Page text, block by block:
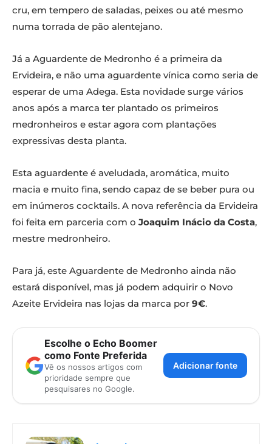
cru, em tempero de saladas, peixes ou até mesmo
numa torrada de pão alentejano.
Já a Aguardente de Medronho é a primeira da
Ervideira, e não uma aguardente vínica como seria de
esperar de uma Adega. Esta novidade surge vários
anos após a marca ter plantado os primeiros
medronheiros e estar agora com plantações
expressivas desta planta.
Esta aguardente é aveludada, aromática, muito
macia e muito fina, sendo capaz de se beber pura ou
em inúmeros cocktails. A nova referência da Ervideira
foi feita em parceria com o Joaquim Inácio da Costa,
mestre medronheiro.
Para já, este Aguardente de Medronho ainda não
estará disponível, mas já podem adquirir o Novo
Azeite Ervideira nas lojas da marca por 9€.
Escolhe o Echo Boomer
como Fonte Preferida
Vê os nossos artigos com
prioridade sempre que
pesquisares no Google.
Adicionar fonte